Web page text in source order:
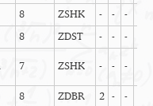
8 ZSHK - - -
8 ZDST - - -
7 ZSHK - - -
8 ZDBR 2 - -